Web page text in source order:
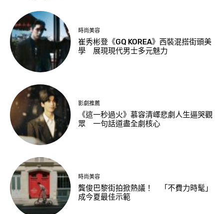
時尚美容
崔秀彬登《GQ KOREA》西裝混搭街頭美
學 展現現代男士多元魅力
影劇推薦
《這一秒過火》慕容清嶧悲劇人生逼哭觀
眾 一句話道盡全劇核心
時尚美容
龔俊巴黎街拍掀熱議！ 「不費力時髦」
成今夏最佳示範